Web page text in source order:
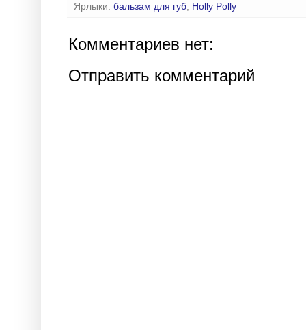
Ярлыки: бальзам для губ Holly Polly
Комментариев нет:
Отправить комментарий